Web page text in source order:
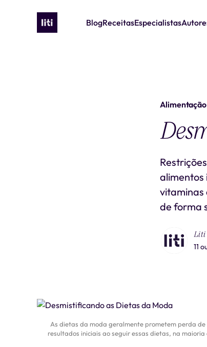
BlogReceitasEspecialistas
Alimentação
alimentos
vitaminas
de forma
Liti
11
As dietas da moda geralmente prometem perda
resultados iniciais ao seguir essas dietas, na